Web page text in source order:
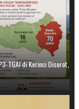
TGAI di Kerinci Disorot,